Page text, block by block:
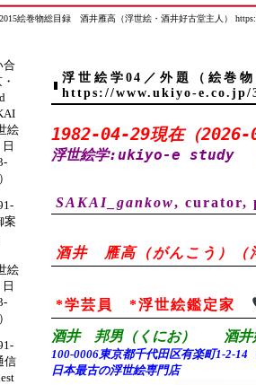
絵巻物総目録 酒井雁高（浮世絵・酒井好古堂主人）
浮世絵学04／外題（絵巻
https://www.ukiyo-e.co.jp/
1982-04-29現在（2026-
浮世絵学:ukiyo-e study
SAKAI_gankow, curator,
酒井 雁高（がんこう）（
*学芸員 *浮世絵鑑定家
酒井 邦男（くにお） 酒
100-0006東京都千代田区有楽町1-2-
日本最古の浮世絵専門店
合
絵
案
絵
信